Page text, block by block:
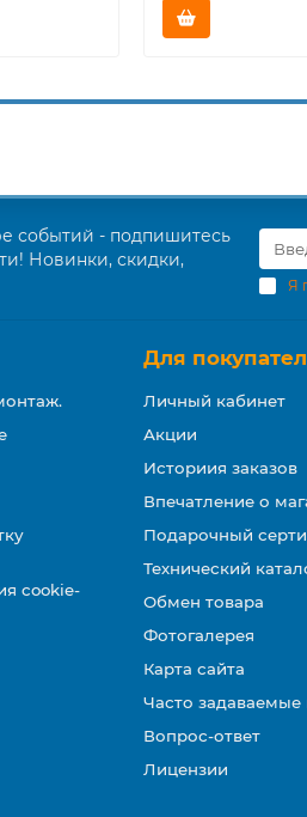
событий - подпишитесь
Новинки, скидки,
Я
cookie-
Для
Личный кабинет
Акции
Историия заказов
Впечатление о
Подарочный
Технический
Обмен товара
Фотогалерея
Карта сайта
Часто
Вопрос-ответ
Лицензии